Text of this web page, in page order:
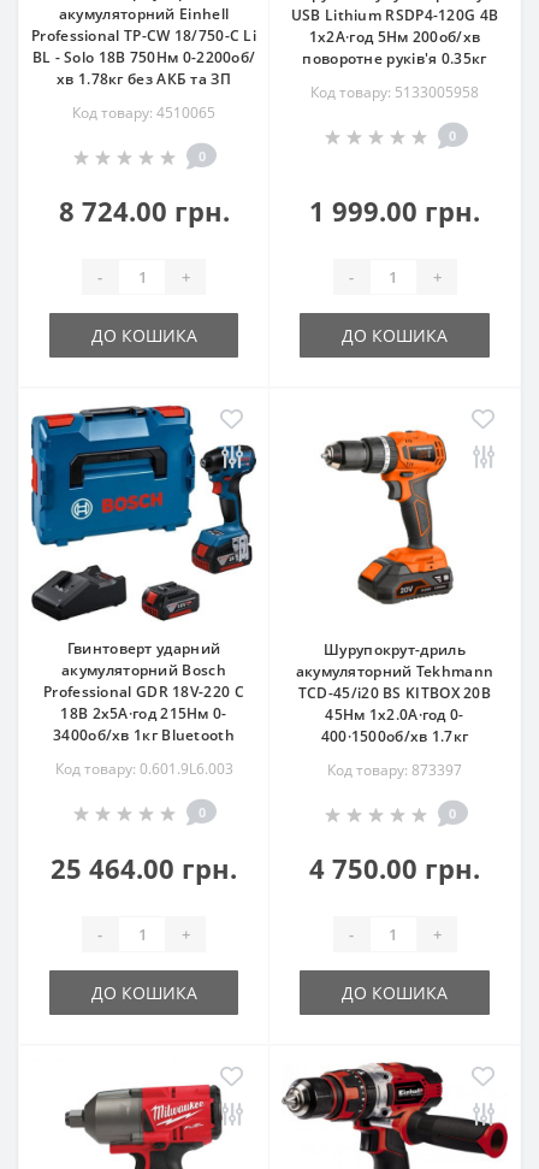
акумуляторний Einhell
Professional TP-CW 18/750-C Li
BL - Solo 18В 750Нм 0-2200об/
хв 1.78кг без АКБ та ЗП
Код товару: 4510065
0
8 724.00 грн.
- +
ДО КОШИКА
USB Lithium RSDP4-120G 4В
1х2А·год 5Нм 200об/хв
поворотне руків'я 0.35кг
Код товару: 5133005958
0
1 999.00 грн.
- +
ДО КОШИКА
Гвинтоверт ударний
акумуляторний Bosch
Professional GDR 18V-220 C
18В 2х5А·год 215Нм 0-
3400об/хв 1кг Bluetooth
Код товару: 0.601.9L6.003
0
25 464.00 грн.
- +
ДО КОШИКА
Шурупокрут-дриль
акумуляторний Tekhmann
TCD-45/i20 BS KITBOX 20В
45Нм 1x2.0А·год 0-
400·1500об/хв 1.7кг
Код товару: 873397
0
4 750.00 грн.
- +
ДО КОШИКА